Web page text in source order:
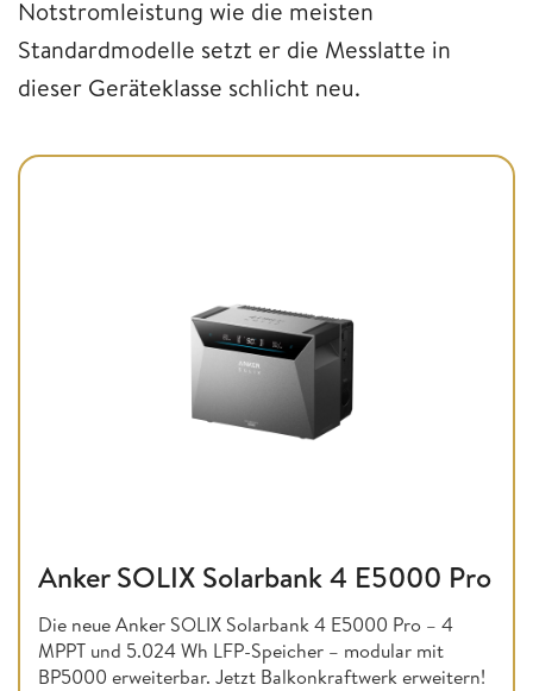
Notstromleistung wie die meisten
Standardmodelle setzt er die Messlatte in
dieser Geräteklasse schlicht neu.
Anker SOLIX Solarbank 4 E5000 Pro
Die neue Anker SOLIX Solarbank 4 E5000 Pro – 4
MPPT und 5.024 Wh LFP-Speicher – modular mit
BP5000 erweiterbar. Jetzt Balkonkraftwerk erweitern!